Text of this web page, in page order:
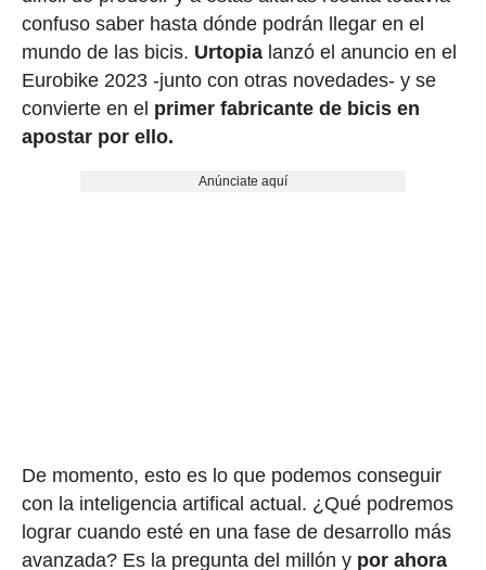
confuso saber hasta dónde podrán llegar en el
mundo de las bicis. Urtopialanzó el anuncio en el
Eurobike 2023 -junto con otras novedades- y se
convierte en el primer fabricante de bicis en
apostar por ello.
Anúnciate aquí
De momento, esto es lo que podemos conseguir
con la inteligencia artifical actual. ¿Qué podremos
lograr cuando esté en una fase de desarrollo más
avanzada? Es la pregunta del millón y por ahora